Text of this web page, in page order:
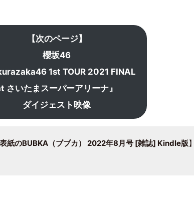
【次のページ】
櫻坂46
1st TOUR 2021 FINAL
さいたまスーパーアリーナ』
ダイジェスト映像
紙のBUBKA（ブブカ） 2022年8月号 [雑誌] Kindle版】